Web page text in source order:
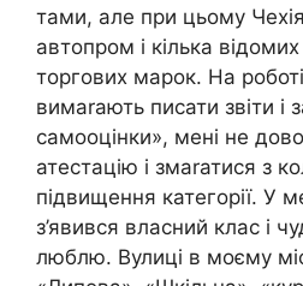
тами, але при цьому
автопром і кілька відомих
торгових марок. На
вимаrають писати звіти і
самооцінки», мені не
атестацію і змаrатися з
підвищення категорії. У
з’явився власний клас і
люблю. Вулиці в моєму